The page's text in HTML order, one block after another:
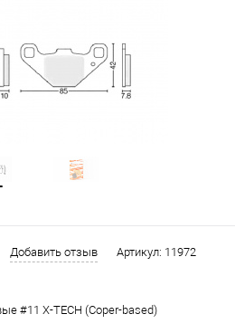
Добавить отзыв Артикул: 11972
#11 X-TECH (Coper-based)